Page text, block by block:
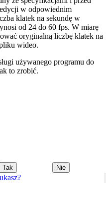
edycji w odpowiednim
klatek na sekundę w
od 24 do 60 fps. W miarę
oryginalną liczbę klatek na
wideo.
używanego programu do
to zrobić.
Tak Nie